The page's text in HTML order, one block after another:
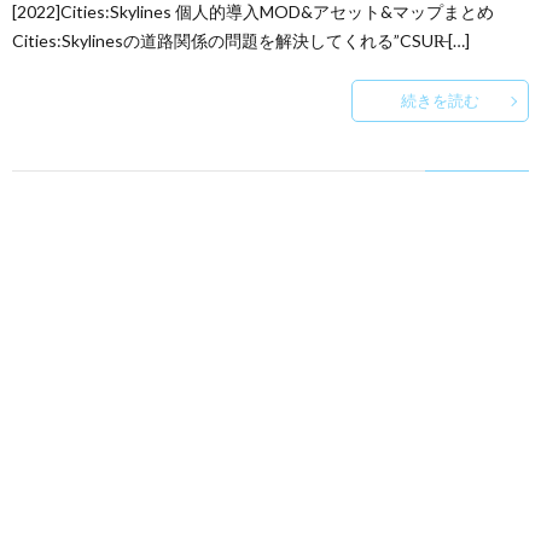
[2022]Cities:Skylines 個人的導入MOD&アセット&マップまとめ
Cities:Skylinesの道路関係の問題を解決してくれる”CSUR̶ […]
続きを読む